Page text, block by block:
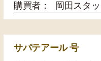
購買者：
岡田スタ
サパテアール 号